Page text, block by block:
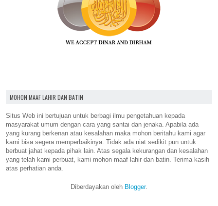
MOHON MAAF LAHIR DAN BATIN
Situs Web ini bertujuan untuk berbagi ilmu pengetahuan kepada
masyarakat umum dengan cara yang santai dan jenaka. Apabila ada
yang kurang berkenan atau kesalahan maka mohon beritahu kami agar
kami bisa segera memperbaikinya. Tidak ada niat sedikit pun untuk
berbuat jahat kepada pihak lain. Atas segala kekurangan dan kesalahan
yang telah kami perbuat, kami mohon maaf lahir dan batin. Terima kasih
atas perhatian anda.
Diberdayakan oleh Blogger.